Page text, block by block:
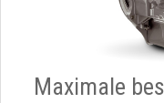
Maximale